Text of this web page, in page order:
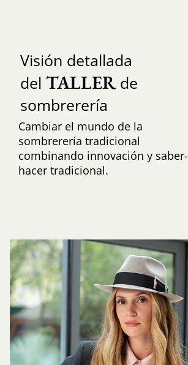
Visión detallada
del TALLERde
sombrerería
Cambiar el mundo de la
sombrerería tradicional
combinando innovación y saber-
hacer tradicional.